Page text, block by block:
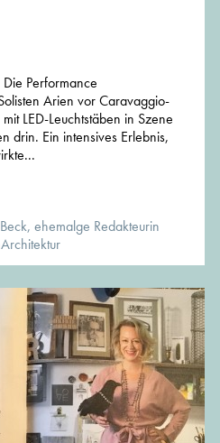
Performance
Arien vor Caravaggio-
LED-Leuchtstäben in Szene
drin. Ein intensives Erlebnis,
ehemalge Redakteurin